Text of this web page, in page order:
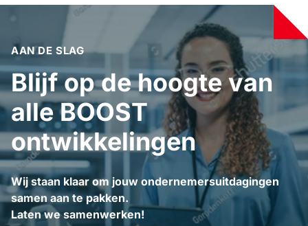
AAN DE SLAG
Blijf op de hoogte van
alle BOOST
ontwikkelingen
Wij staan klaar om jouw ondernemersuitdagingen
samen aan te pakken.
Laten we samenwerken!